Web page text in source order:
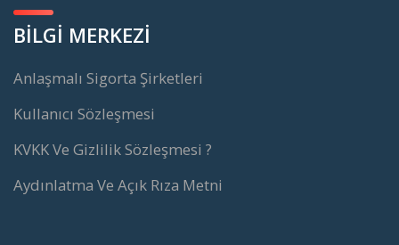
BİLGİ MERKEZİ
Anlaşmalı Sigorta Şirketleri
Kullanıcı Sözleşmesi
KVKK Ve Gizlilik Sözleşmesi ?
Aydınlatma Ve Açık Rıza Metni